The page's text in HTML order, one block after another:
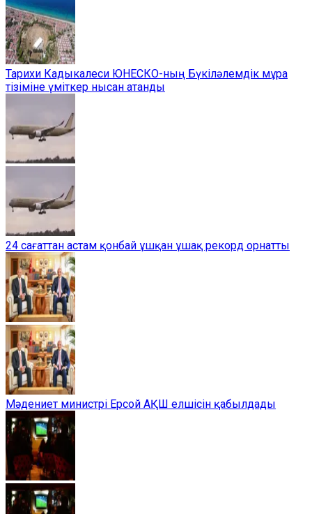
Тарихи Кадыкалеси ЮНЕСКО-ның Бүкіләлемдік мұра
тізіміне үміткер нысан атанды
24 сағаттан астам қонбай ұшқан ұшақ рекорд орнатты
Мәдениет министрі Ерсой АҚШ елшісін қабылдады